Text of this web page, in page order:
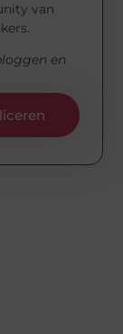
van
en